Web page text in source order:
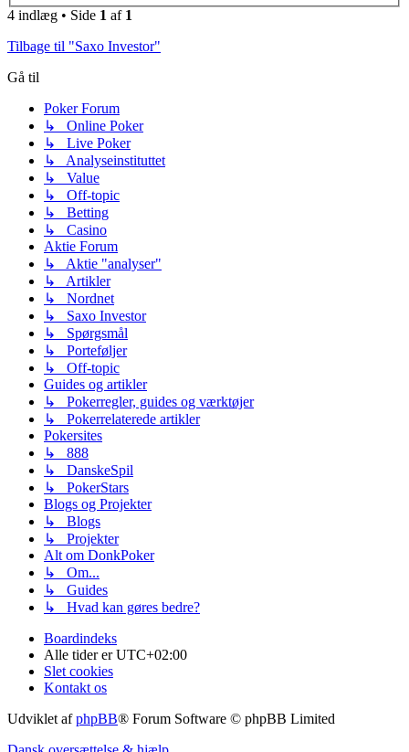
4 indlæg • Side 1 af 1
Tilbage til "Saxo Investor"
Gå til
Poker Forum
↳ Online Poker
↳ Live Poker
↳ Analyseinstituttet
↳ Value
↳ Off-topic
↳ Betting
↳ Casino
Aktie Forum
↳ Aktie "analyser"
↳ Artikler
↳ Nordnet
↳ Saxo Investor
↳ Spørgsmål
↳ Porteføljer
↳ Off-topic
Guides og artikler
↳ Pokerregler, guides og værktøjer
↳ Pokerrelaterede artikler
Pokersites
↳ 888
↳ DanskeSpil
↳ PokerStars
Blogs og Projekter
↳ Blogs
↳ Projekter
Alt om DonkPoker
↳ Om...
↳ Guides
↳ Hvad kan gøres bedre?
Boardindeks
Alle tider erUTC+02:00
Slet cookies
Kontakt os
Udviklet afphpBB® Forum Software © phpBB Limited